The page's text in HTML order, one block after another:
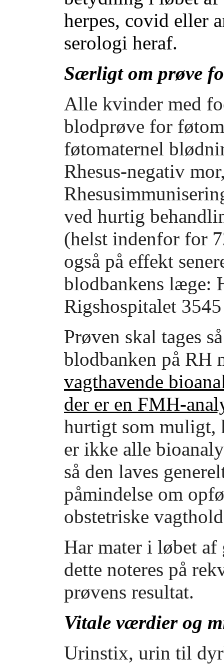
herpes, covid eller
serologi heraf.
Særligt om prøve
Alle kvinder med
blodprøve for
føtomaternel
Rhesus-negativ
ved hurtig
(helst indenfor for
også på effekt
blodbankens læge:
Rigshospitalet
Prøven skal tages
blodbanken på RH
vagthavende
der er en FMH-
hurtigt som muligt,
er ikke alle
så den laves
påmindelse om
obstetriske
Har mater i løbet
dette noteres på
prøvens resultat.
Vitale værdier og
Urinstix, urin til